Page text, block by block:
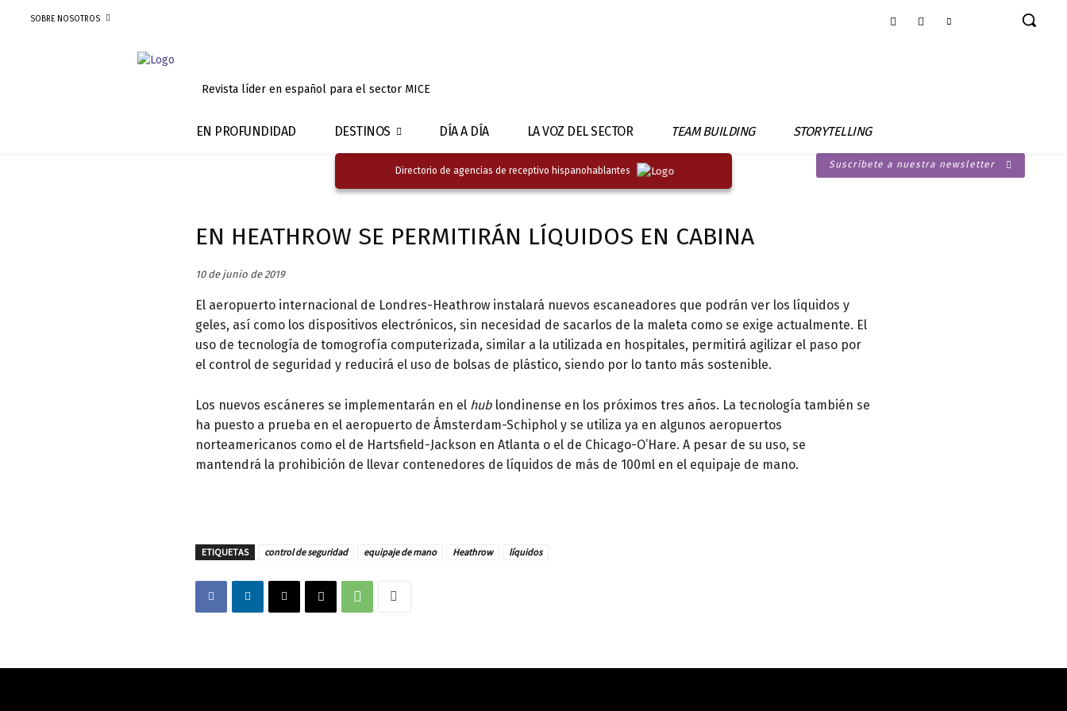
SOBRE NOSOTROS
Revista líder en español para el sector MICE
EN PROFUNDIDAD DESTINOS DÍA A DÍA LA VOZ DEL SECTOR TEAM BUILDING STORYTELLING
Directorio de agencias de receptivo hispanohablantes
Suscríbete a nuestra newsletter
EN HEATHROW SE PERMITIRÁN LÍQUIDOS EN CABINA
10 de junio de 2019
El aeropuerto internacional de Londres-Heathrow instalará nuevos escaneadores que podrán ver los líquidos y
geles, así como los dispositivos electrónicos, sin necesidad de sacarlos de la maleta como se exige actualmente. El
uso de tecnología de tomogrofía computerizada, similar a la utilizada en hospitales, permitirá agilizar el paso por
el control de seguridad y reducirá el uso de bolsas de plástico, siendo por lo tanto más sostenible.
Los nuevos escáneres se implementarán en el hub londinense en los próximos tres años. La tecnología también se
ha puesto a prueba en el aeropuerto de Ámsterdam-Schiphol y se utiliza ya en algunos aeropuertos
norteamericanos como el de Hartsfield-Jackson en Atlanta o el de Chicago-O’Hare. A pesar de su uso, se
mantendrá la prohibición de llevar contenedores de líquidos de más de 100ml en el equipaje de mano.
ETIQUETAS control de seguridad equipaje de mano Heathrow líquidos